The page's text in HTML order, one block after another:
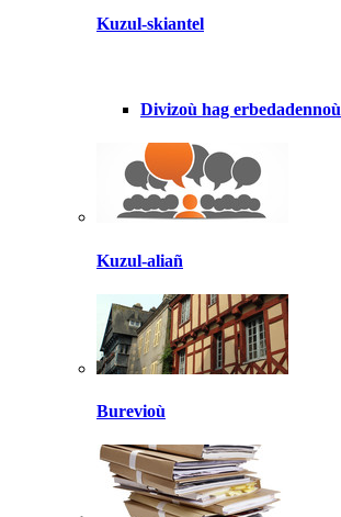
Kuzul-skiantel
Divizoù hag erbedadennoù
Kuzul-aliañ
Burevioù